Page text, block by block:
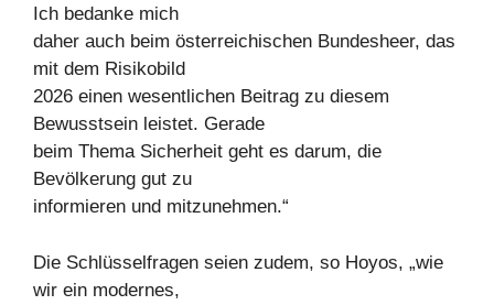
Ich bedanke mich
daher auch beim österreichischen Bundesheer, das
mit dem Risikobild
2026 einen wesentlichen Beitrag zu diesem
Bewusstsein leistet. Gerade
beim Thema Sicherheit geht es darum, die
Bevölkerung gut zu
informieren und mitzunehmen.“
Die Schlüsselfragen seien zudem, so Hoyos, „wie
wir ein modernes,